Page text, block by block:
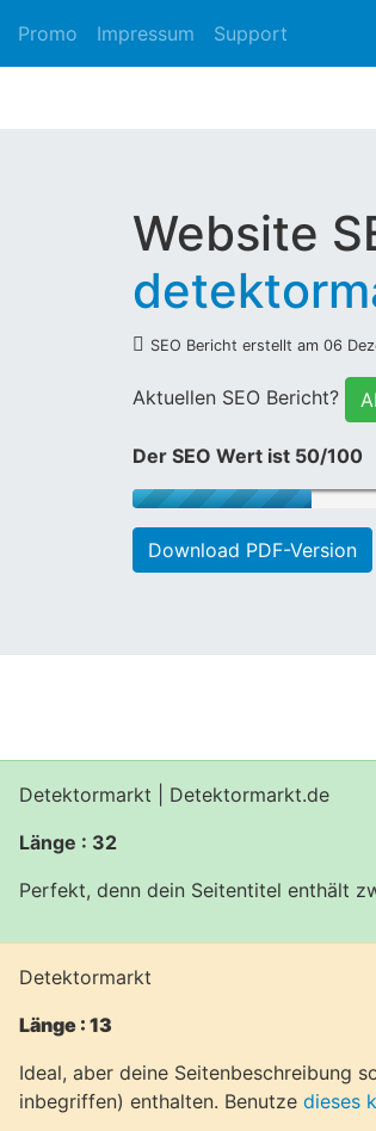
Promo Impressum Support
Website
SEO Bericht erstellt am 06
Aktuellen SEO Bericht?
Der SEO Wert ist 50/100
Download PDF-Version
Detektormarkt | Detektormarkt.de
Länge : 32
Perfekt, denn dein Seitentitel enthält
Detektormarkt
Länge : 13
Ideal, aber deine Seitenbeschreibung
inbegriffen) enthalten. Benutze dieses